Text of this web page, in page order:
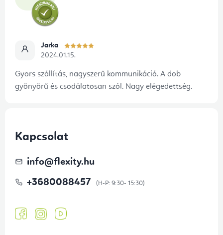
Jarka
2024.01.15.
Gyors szállítás, nagyszerű kommunikáció. A dob
gyönyörű és csodálatosan szól. Nagy elégedettség.
Kapcsolat
info@flexity.hu
+3680088457